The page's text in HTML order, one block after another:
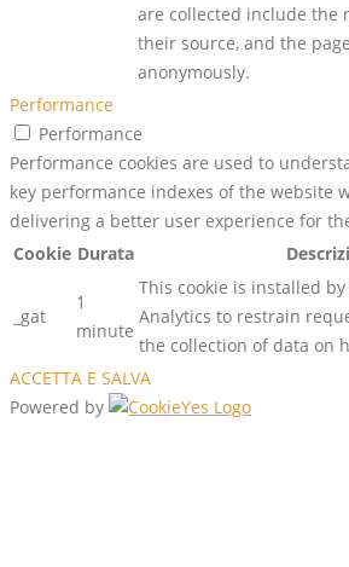
are collected include the
their source, and the
anonymously.
Performance
Performance
Performance cookies are used to
key performance indexes of the website
delivering a better user experience for
Cookie Durata
_gat
1
minute
This cookie is installed
Analytics to restrain
the collection of data on
ACCETTA E SALVA
Powered by